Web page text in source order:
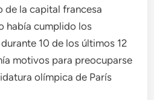
de la capital francesa
había cumplido los
10 de los últimos 12
motivos para preocuparse
olímpica de París